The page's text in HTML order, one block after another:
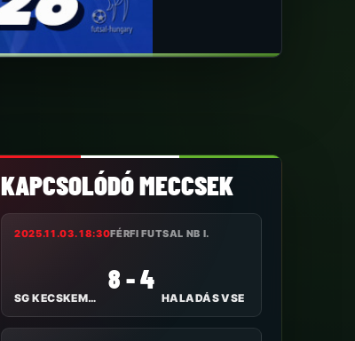
KAPCSOLÓDÓ MECCSEK
2025.11.03. 18:30FÉRFI FUTSAL NB I.
SG KECSKEMÉT FUTSAL
8 - 4
HALADÁS VSE